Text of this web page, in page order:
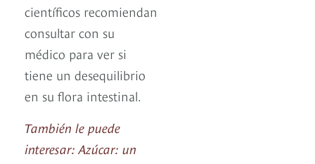
científicos recomiendan
consultar con su
médico para ver si
tiene un desequilibrio
en su flora intestinal.
También le puede
interesar: Azúcar: un